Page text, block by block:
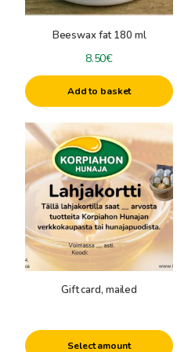
Beefeed
Varroa Control/Diseases
Queen Breeding
Tools & Accessories
Protective Clothing
Beeswax & Frames
Beehives
Honey extractors
other machines
Honeyprocessing
Plasticpails & Bottlingtanks
Beeswax fat 180 ml
8.50€
Add to basket
Gift card, mailed
Select amount